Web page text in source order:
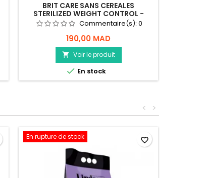
BRIT CARE SANS CEREALES
STERILIZED WEIGHT CONTROL -
CHAT - 2KG
Commentaire(s): 0
190,00 MAD
 Voir le produit
 En stock
>
<
En rupture de stock favorite_border